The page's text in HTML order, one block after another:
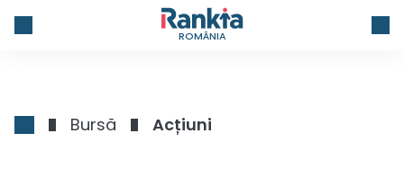
ROMÂNIA
Bursă Acțiuni